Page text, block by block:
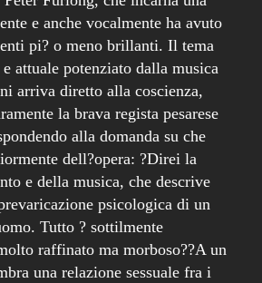
e anche vocalmente ha avuto
pi? o meno brillanti. Il tema
attuale potenziato dalla musica
arriva diretto alla coscienza,
la brava regista pesarese
alla domanda su che
dell?opera: ?Direi la
e della musica, che descrive
psicologica di un
Tutto ? sottilmente
raffinato ma morboso??A un
una relazione sessuale fra i